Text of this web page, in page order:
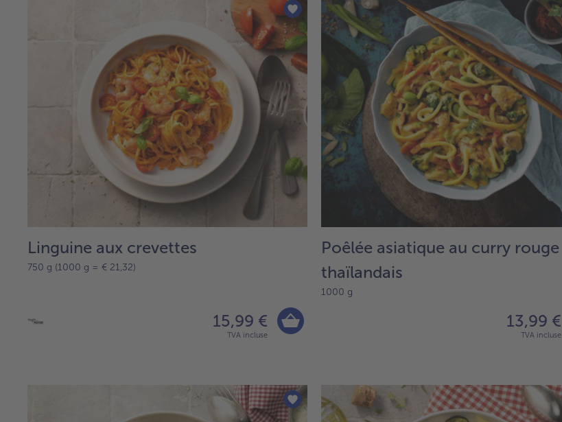
la
liste.
Linguine aux crevettes
750 g (1000 g = € 21,32)
15,99 €
TVA incluse
Poêlée asiatique au curry rouge
thaïlandais
1000 g
13,99 €
TVA incluse